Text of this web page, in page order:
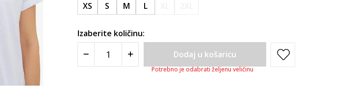
XS S M L
Izaberite količinu:
Dodaj u košaricu
Potrebno je odabrati željenu veličinu